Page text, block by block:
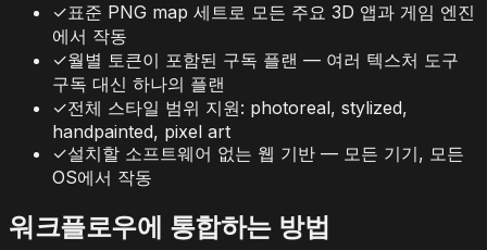
✓표준 PNG map 세트로 모든 주요 3D 앱과 게임 엔진
에서 작동
✓월별 토큰이 포함된 구독 플랜 — 여러 텍스처 도구
구독 대신 하나의 플랜
✓전체 스타일 범위 지원: photoreal, stylized,
handpainted, pixel art
✓설치할 소프트웨어 없는 웹 기반 — 모든 기기, 모든
OS에서 작동
워크플로우에 통합하는 방법